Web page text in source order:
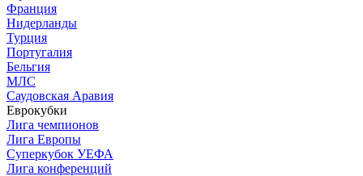
Франция
Нидерланды
Турция
Португалия
Бельгия
МЛС
Саудовская Аравия
Еврокубки
Лига чемпионов
Лига Европы
Суперкубок УЕФА
Лига конференций